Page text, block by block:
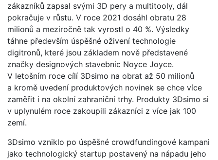
zákazníků zapsal svými 3D pery a multitooly, dál
pokračuje v růstu. V roce 2021 dosáhl obratu 28
milionů a meziročně tak vyrostl o 40 %. Výsledky
táhne především úspěšné oživení technologie
digitronů, které jsou základem nově představené
značky designových stavebnic Noyce Joyce.
V letošním roce cílí 3Dsimo na obrat až 50 milionů
a kromě uvedení produktových novinek se chce více
zaměřit i na okolní zahraniční trhy. Produkty 3Dsimo si
v uplynulém roce zakoupili zákazníci z více jak 100
zemí.
3Dsimo vzniklo po úspěšné crowdfundingové kampani
jako technologický startup postavený na nápadu jeho